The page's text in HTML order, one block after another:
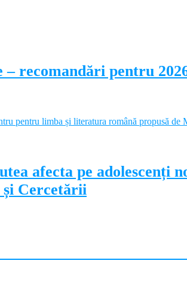
– recomandări pentru
afecta pe adolescenți
Cercetării